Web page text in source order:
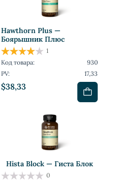
Hawthorn Plus —
Боярышник Плюс
$38,33
1
Код товара:
930
PV:
17,33
Hista Block — Гиста Блок
0